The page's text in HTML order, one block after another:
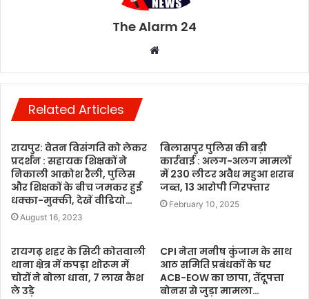
The Alarm 24
Website
Related Articles
रायपुर: वेतन विसंगति को लेकर
प्रदर्शन : सहायक शिक्षकों ने
निकाली आक्रोश रैली, पुलिस
और शिक्षकों के बीच जमकर हुई
धक्का-मुक्की, देखें वीडियो…
August 16, 2023
बिलासपुर पुलिस की बड़ी
कार्रवाई : अलग-अलग मामलों
में 230 लीटर अवैध महुआ शराब
जब्त, 13 आरोपी गिरफ्तार
February 10, 2025
रायगढ़ शहर के सिटी कोतवाली
थाना क्षेत्र में कपड़ा शोरूम में
चोरों ने बोला धावा, 7 लाख कैश
ले उड़े
CPI नेता मनीष कुंजाम के साथ
आठ समिति प्रबंधकों के घर
ACB-EOW का छापा, तेंदूपत्ता
बोनस से जुड़ा मामला…